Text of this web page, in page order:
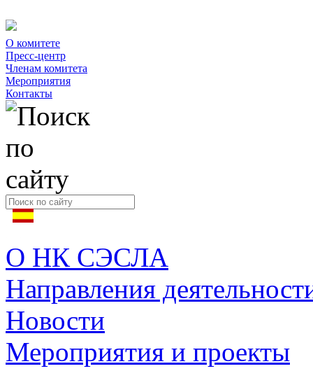
О комитете
Пресс-центр
Членам комитета
Мероприятия
Контакты
О НК СЭСЛА
Направления
Новости
Мероприятия и проекты